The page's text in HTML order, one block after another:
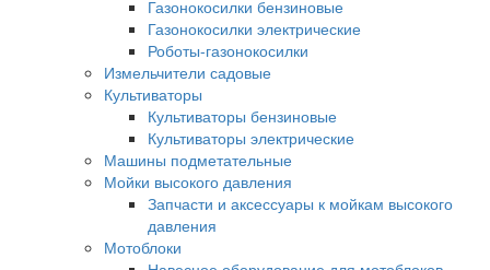
Газонокосилки бензиновые
Газонокосилки электрические
Роботы-газонокосилки
Измельчители садовые
Культиваторы
Культиваторы бензиновые
Культиваторы электрические
Машины подметательные
Мойки высокого давления
Запчасти и аксессуары к мойкам высокого
давления
Мотоблоки